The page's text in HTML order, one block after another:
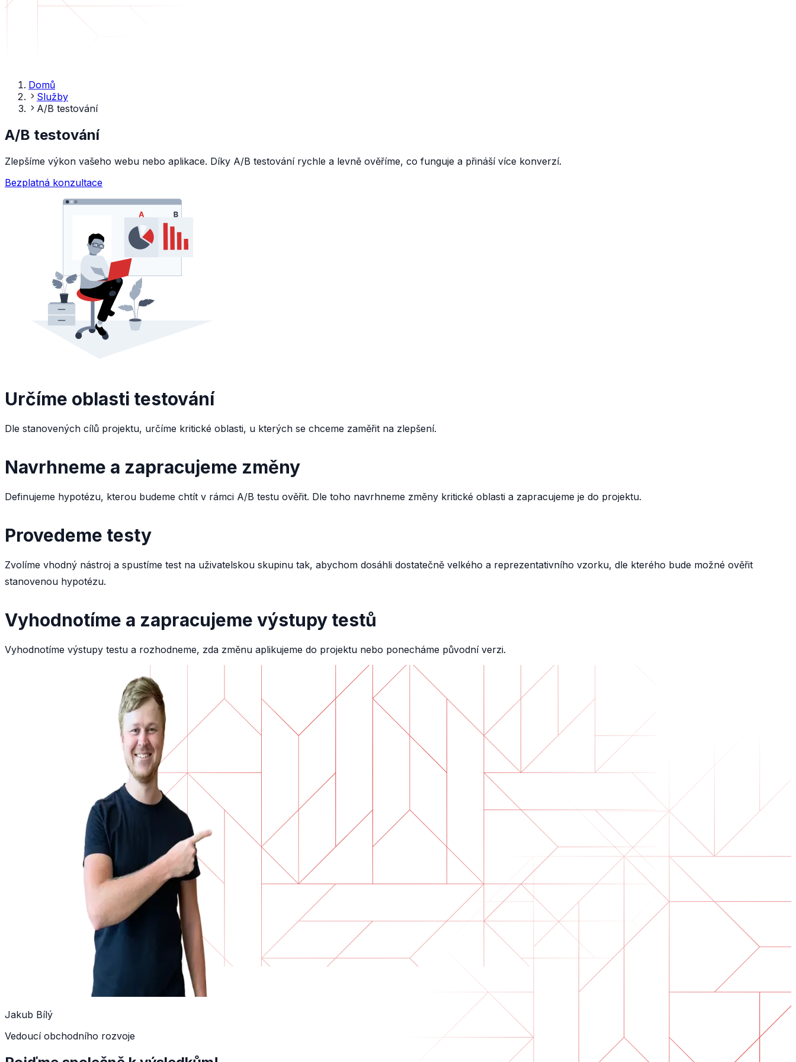
Domů
Služby
A/B testování
A/B testování
Zlepšíme výkon vašeho webu nebo aplikace. Díky A/B testování rychle a levně ověříme, co funguje a přináší více konverzí.
Bezplatná konzultace
Určíme oblasti testování
Dle stanovených cílů projektu, určíme kritické oblasti, u kterých se chceme zaměřit na zlepšení.
Navrhneme a zapracujeme změny
Definujeme hypotézu, kterou budeme chtít v rámci A/B testu ověřit. Dle toho navrhneme změny kritické oblasti a zapracujeme je do projektu.
Provedeme testy
Zvolíme vhodný nástroj a spustíme test na uživatelskou skupinu tak, abychom dosáhli dostatečně velkého a reprezentativního vzorku, dle kterého bude možné ověřit
stanovenou hypotézu.
Vyhodnotíme a zapracujeme výstupy testů
Vyhodnotíme výstupy testu a rozhodneme, zda změnu aplikujeme do projektu nebo ponecháme původní verzi.
Jakub Bílý
Vedoucí obchodního rozvoje